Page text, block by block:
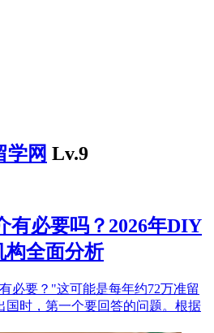
学网 Lv.9
有必要吗？2026年DIY
构全面分析
必要？"这可能是每年约72万准留
国时，第一个要回答的问题。根据